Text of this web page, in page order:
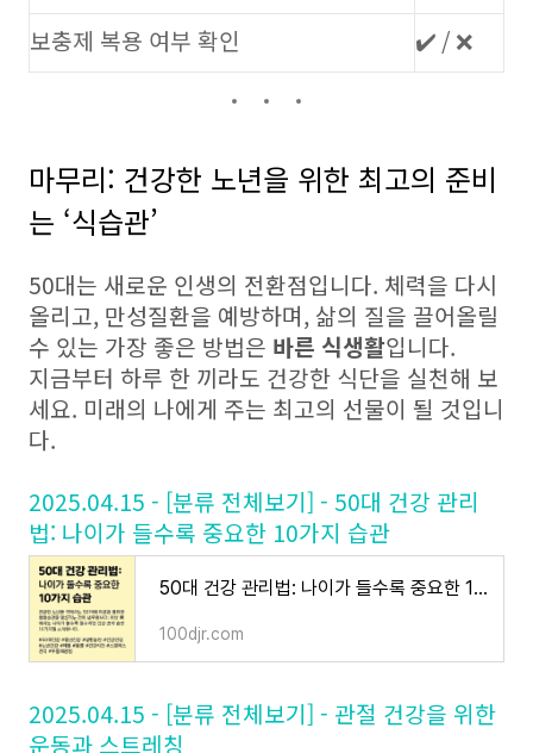
보충제 복용 여부 확인
✔️ / ❌
마무리: 건강한 노년을 위한 최고의 준비
는 ‘식습관’
50대는 새로운 인생의 전환점입니다. 체력을 다시
올리고, 만성질환을 예방하며, 삶의 질을 끌어올릴
수 있는 가장 좋은 방법은 바른 식생활입니다.
지금부터 하루 한 끼라도 건강한 식단을 실천해 보
세요. 미래의 나에게 주는 최고의 선물이 될 것입니
다.
2025.04.15 - [분류 전체보기] - 50대 건강 관리
법: 나이가 들수록 중요한 10가지 습관
50대 건강 관리법: 나이가 들수록 중요한 10가지 습관
100djr.com
2025.04.15 - [분류 전체보기] - 관절 건강을 위한
운동과 스트레칭